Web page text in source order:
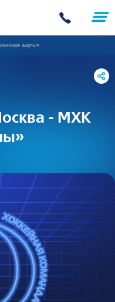
Акулы»
- МХК